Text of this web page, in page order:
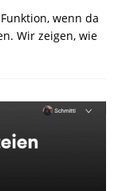
wenn da
Wir zeigen, wie